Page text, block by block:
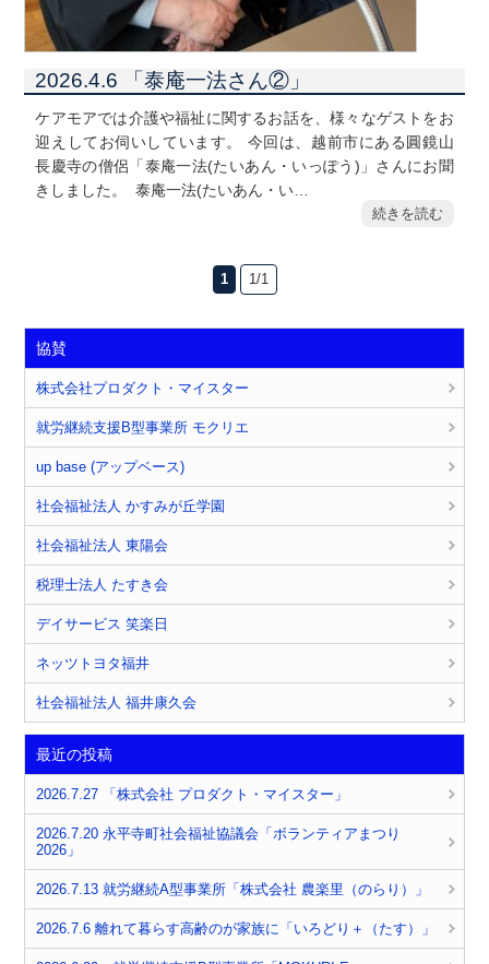
2026.4.6 「泰庵一法さん②」
ケアモアでは介護や福祉に関するお話を、様々なゲストをお
迎えしてお伺いしています。 今回は、越前市にある圓鏡山
長慶寺の僧侶「泰庵一法(たいあん・いっぽう)」さんにお聞
きしました。 泰庵一法(たいあん・い…
続きを読む
1 1/1
協賛
株式会社プロダクト・マイスター
就労継続支援B型事業所 モクリエ
up base (アップベース)
社会福祉法人 かすみが丘学園
社会福祉法人 東陽会
税理士法人 たすき会
デイサービス 笑楽日
ネッツトヨタ福井
社会福祉法人 福井康久会
最近の投稿
2026.7.27 「株式会社 プロダクト・マイスター」
2026.7.20 永平寺町社会福祉協議会「ボランティアまつり
2026」
2026.7.13 就労継続A型事業所「株式会社 農楽里（のらり）」
2026.7.6 離れて暮らす高齢のが家族に「いろどり＋（たす）」